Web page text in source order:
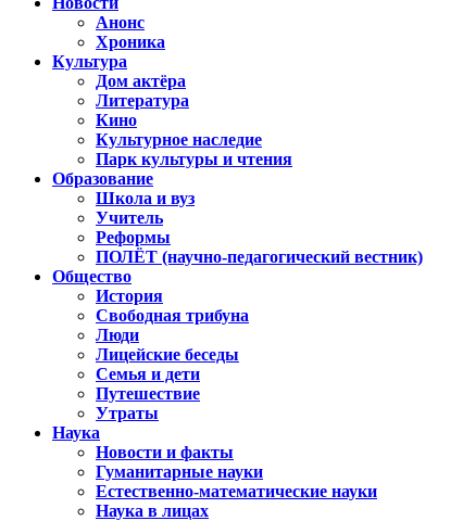
Анонс
Хроника
Культура
Дом актёра
Литература
Кино
Культурное наследие
Парк культуры и чтения
Образование
Школа и вуз
Учитель
Реформы
ПОЛЁТ (научно-педагогический вестник)
Общество
История
Свободная трибуна
Люди
Лицейские беседы
Семья и дети
Путешествие
Утраты
Наука
Новости и факты
Гуманитарные науки
Естественно-математические науки
Наука в лицах